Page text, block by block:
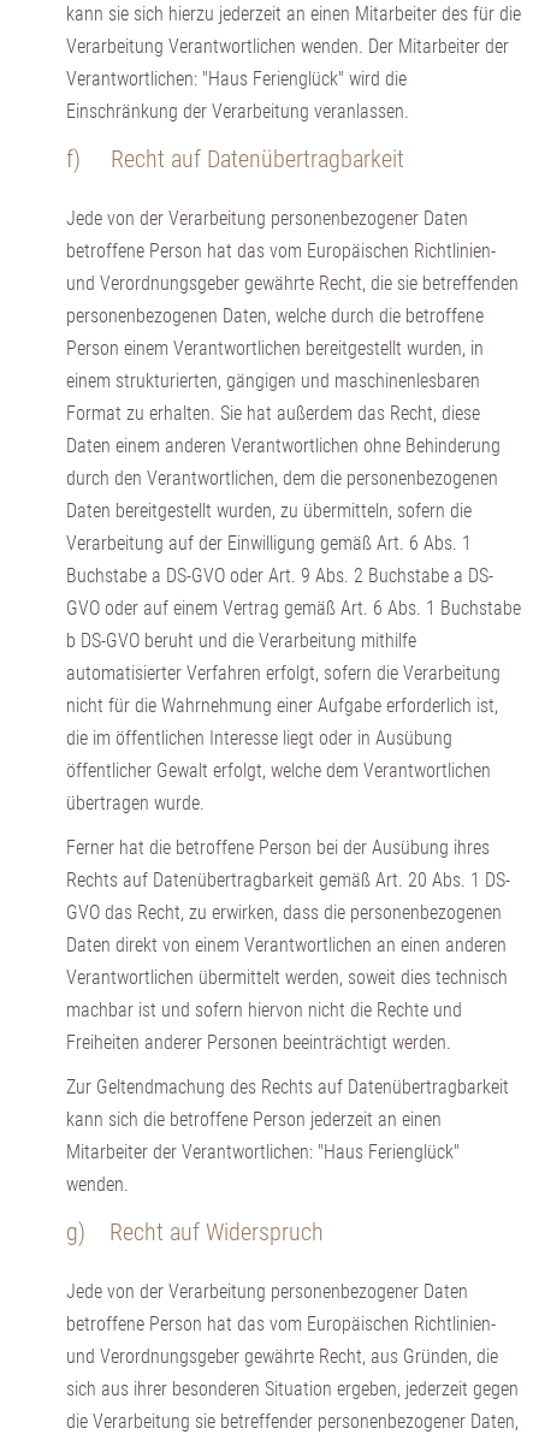
kann sie sich hierzu jederzeit an einen Mitarbeiter des für die
Verarbeitung Verantwortlichen wenden. Der Mitarbeiter der
Verantwortlichen: "Haus Ferienglück" wird die
Einschränkung der Verarbeitung veranlassen.
f) Recht auf Datenübertragbarkeit
Jede von der Verarbeitung personenbezogener Daten
betroffene Person hat das vom Europäischen Richtlinien-
und Verordnungsgeber gewährte Recht, die sie betreffenden
personenbezogenen Daten, welche durch die betroffene
Person einem Verantwortlichen bereitgestellt wurden, in
einem strukturierten, gängigen und maschinenlesbaren
Format zu erhalten. Sie hat außerdem das Recht, diese
Daten einem anderen Verantwortlichen ohne Behinderung
durch den Verantwortlichen, dem die personenbezogenen
Daten bereitgestellt wurden, zu übermitteln, sofern die
Verarbeitung auf der Einwilligung gemäß Art. 6 Abs. 1
Buchstabe a DS-GVO oder Art. 9 Abs. 2 Buchstabe a DS-
GVO oder auf einem Vertrag gemäß Art. 6 Abs. 1 Buchstabe
b DS-GVO beruht und die Verarbeitung mithilfe
automatisierter Verfahren erfolgt, sofern die Verarbeitung
nicht für die Wahrnehmung einer Aufgabe erforderlich ist,
die im öffentlichen Interesse liegt oder in Ausübung
öffentlicher Gewalt erfolgt, welche dem Verantwortlichen
übertragen wurde.
Ferner hat die betroffene Person bei der Ausübung ihres
Rechts auf Datenübertragbarkeit gemäß Art. 20 Abs. 1 DS-
GVO das Recht, zu erwirken, dass die personenbezogenen
Daten direkt von einem Verantwortlichen an einen anderen
Verantwortlichen übermittelt werden, soweit dies technisch
machbar ist und sofern hiervon nicht die Rechte und
Freiheiten anderer Personen beeinträchtigt werden.
Zur Geltendmachung des Rechts auf Datenübertragbarkeit
kann sich die betroffene Person jederzeit an einen
Mitarbeiter der Verantwortlichen: "Haus Ferienglück"
wenden.
g) Recht auf Widerspruch
Jede von der Verarbeitung personenbezogener Daten
betroffene Person hat das vom Europäischen Richtlinien-
und Verordnungsgeber gewährte Recht, aus Gründen, die
sich aus ihrer besonderen Situation ergeben, jederzeit gegen
die Verarbeitung sie betreffender personenbezogener Daten,